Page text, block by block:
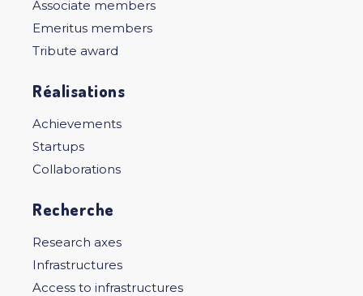
Associate members
Emeritus members
Tribute award
Réalisations
Achievements
Startups
Collaborations
Recherche
Research axes
Infrastructures
Access to infrastructures